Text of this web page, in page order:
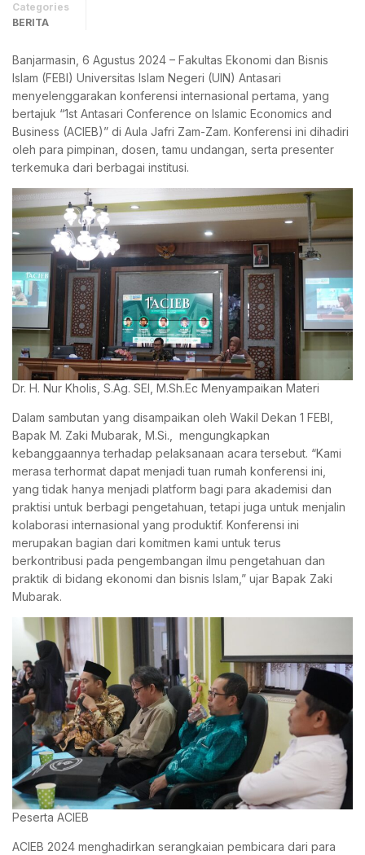
Categories
BERITA
Banjarmasin, 6 Agustus 2024 – Fakultas Ekonomi dan Bisnis
Islam (FEBI) Universitas Islam Negeri (UIN) Antasari
menyelenggarakan konferensi internasional pertama, yang
bertajuk “1st Antasari Conference on Islamic Economics and
Business (ACIEB)” di Aula Jafri Zam-Zam. Konferensi ini dihadiri
oleh para pimpinan, dosen, tamu undangan, serta presenter
terkemuka dari berbagai institusi.
Dr. H. Nur Kholis, S.Ag. SEI, M.Sh.Ec Menyampaikan Materi
Dalam sambutan yang disampaikan oleh Wakil Dekan 1 FEBI,
Bapak M. Zaki Mubarak, M.Si., mengungkapkan
kebanggaannya terhadap pelaksanaan acara tersebut. “Kami
merasa terhormat dapat menjadi tuan rumah konferensi ini,
yang tidak hanya menjadi platform bagi para akademisi dan
praktisi untuk berbagi pengetahuan, tetapi juga untuk menjalin
kolaborasi internasional yang produktif. Konferensi ini
merupakan bagian dari komitmen kami untuk terus
berkontribusi pada pengembangan ilmu pengetahuan dan
praktik di bidang ekonomi dan bisnis Islam,” ujar Bapak Zaki
Mubarak.
Peserta ACIEB
ACIEB 2024 menghadirkan serangkaian pembicara dari para